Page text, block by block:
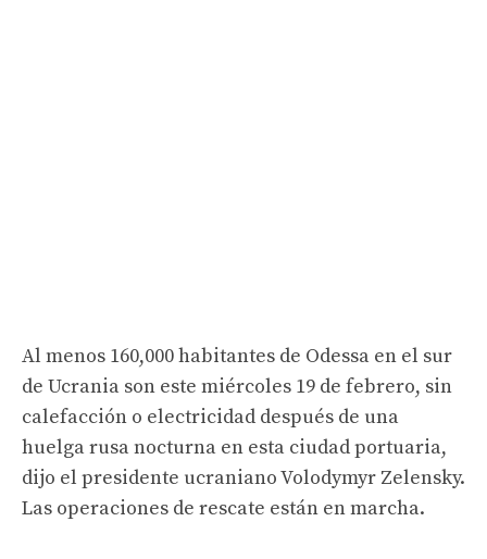
Al menos 160,000 habitantes de Odessa en el sur
de Ucrania son este miércoles 19 de febrero, sin
calefacción o electricidad después de una
huelga rusa nocturna en esta ciudad portuaria,
dijo el presidente ucraniano Volodymyr Zelensky.
Las operaciones de rescate están en marcha.